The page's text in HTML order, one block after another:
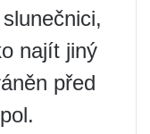
najít jiný
před